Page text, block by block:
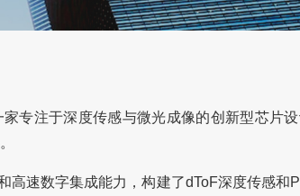
专注于深度传感与微光成像的创新型芯片
高速数字集成能力，构建了dToF深度传感和